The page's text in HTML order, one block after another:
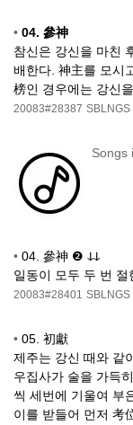
• 04. 參神
참신은 강신을 마친
배한다. 神主를 모시
榜인 경우에는 강신
20083#28387 SBLNGS
Songs
• 04. 參神 ❷ ↆↆ
일동이 모두 두 번 절
20083#28401 SBLNGS
• 05. 初獻
제주는 강신 때와 같
우집사가 술을 가득
씩 세번에 기울여 부
이를 받들어 먼저 考